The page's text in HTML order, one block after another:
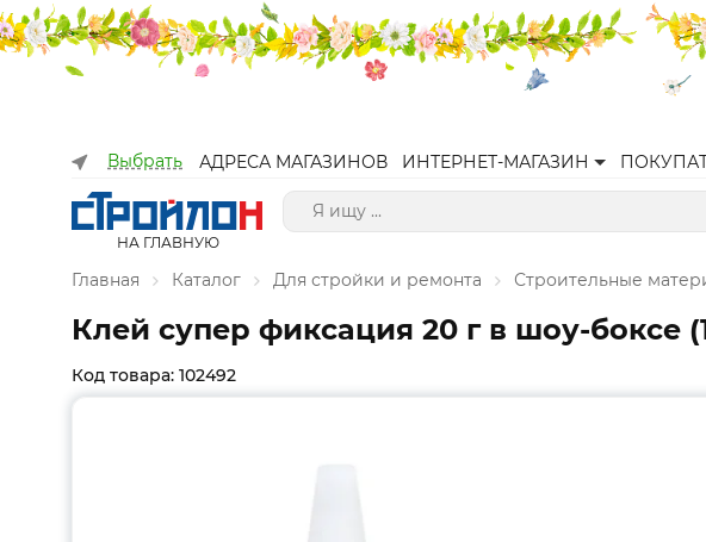
Выбрать АДРЕСА МАГАЗИНОВ ИНТЕРНЕТ-МАГАЗИН
НА ГЛАВНУЮ
Главная Каталог Для стройки и ремонта Строительные
Клей супер фиксация 20 г в шоу-боксе
Код товара: 102492